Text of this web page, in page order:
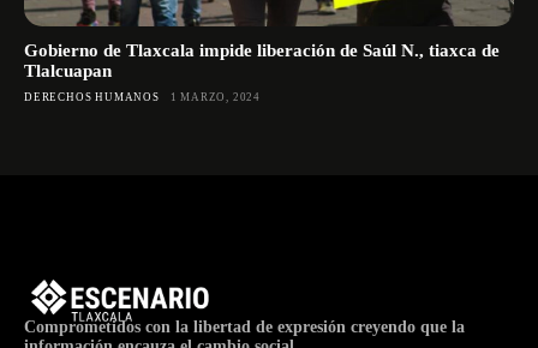
Gobierno de Tlaxcala impide liberación de Saúl N., tiaxca de
Tlalcuapan
DERECHOS HUMANOS 1 MARZO, 2024
Comprometidos con la libertad de expresión creyendo que la